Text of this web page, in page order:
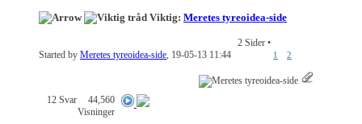
Viktig: Meretes tyreoidea-side
Started by Meretes tyreoidea-side , 19-05-13 11:44
2 Sider •
1 2
12 Svar
44,560
Visninger